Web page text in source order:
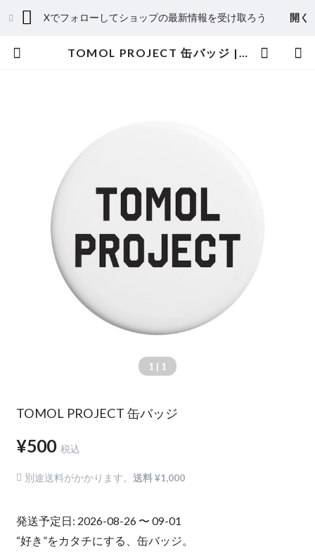
Xでフォローしてショップの最新情報を受け取ろう 開く
TOMOL PROJECT 缶バッジ | EXPACT｜Raise Your Flag. Make an Impact.
1 | 1
TOMOL PROJECT 缶バッジ
¥500 税込
別途送料がかかります。送料 ¥1,000
発送予定日: 2026-08-26 〜 09-01
“好き”をカタチにする、缶バッジ。